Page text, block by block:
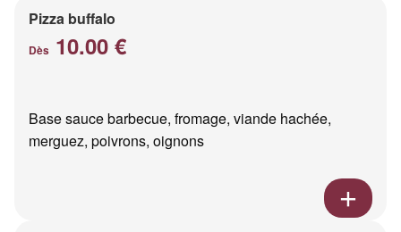
Pizza buffalo
Dès 10.00 €
Base sauce barbecue, fromage, viande hachée,
merguez, poivrons, oignons